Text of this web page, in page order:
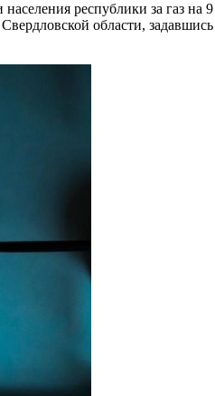
республики за газ
области,